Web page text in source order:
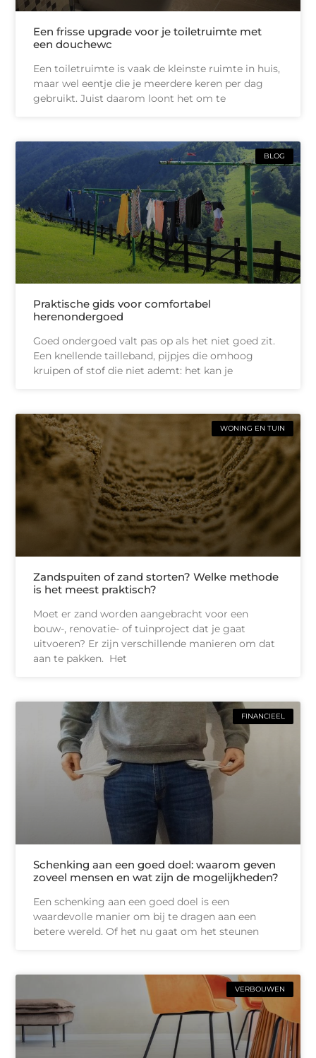
Een frisse upgrade voor je toiletruimte met
een douchewc
Een toiletruimte is vaak de kleinste ruimte in huis,
maar wel eentje die je meerdere keren per dag
gebruikt. Juist daarom loont het om te
BLOG
Praktische gids voor comfortabel
herenondergoed
Goed ondergoed valt pas op als het niet goed zit.
Een knellende tailleband, pijpjes die omhoog
kruipen of stof die niet ademt: het kan je
WONING EN TUIN
Zandspuiten of zand storten? Welke methode
is het meest praktisch?
Moet er zand worden aangebracht voor een
bouw-, renovatie- of tuinproject dat je gaat
uitvoeren? Er zijn verschillende manieren om dat
aan te pakken. Het
FINANCIEEL
Schenking aan een goed doel: waarom geven
zoveel mensen en wat zijn de mogelijkheden?
Een schenking aan een goed doel is een
waardevolle manier om bij te dragen aan een
betere wereld. Of het nu gaat om het steunen
VERBOUWEN